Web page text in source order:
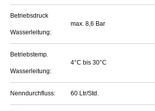
Betriebsdruck
Wasserleitung:
max. 8,6 Bar
Betriebstemp.
Wasserleitung:
4°C bis 30°C
Nenndurchfluss: 60 Ltr/Std.